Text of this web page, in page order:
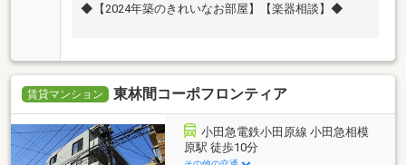
◆【2024年築のきれいなお部屋】【楽器相談】◆
賃貸マンション 東林間コーポフロンティア
小田急電鉄小田原線 小田急相模
原駅 徒歩10分